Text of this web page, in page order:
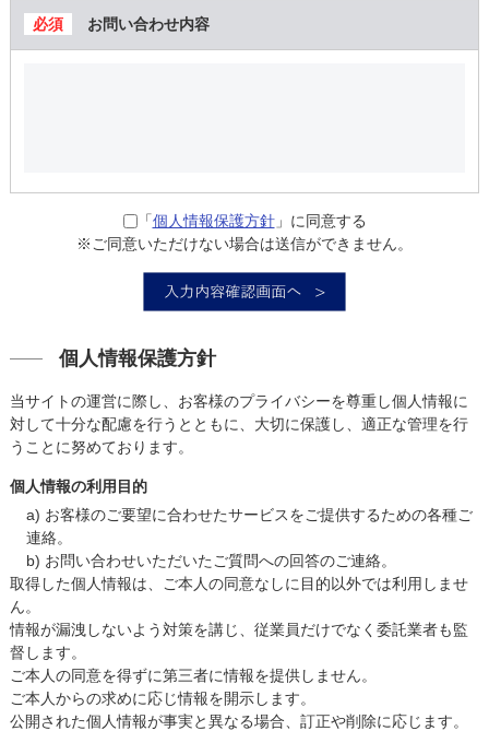
お問い合わせ内容
「個人情報保護方針」に同意する
※ご同意いただけない場合は送信ができません。
個人情報保護方針
当サイトの運営に際し、お客様のプライバシーを尊重し個人情報に
対して十分な配慮を行うとともに、大切に保護し、適正な管理を行
うことに努めております。
個人情報の利用目的
a) お客様のご要望に合わせたサービスをご提供するための各種ご
連絡。
b) お問い合わせいただいたご質問への回答のご連絡。
取得した個人情報は、ご本人の同意なしに目的以外では利用しませ
ん。
情報が漏洩しないよう対策を講じ、従業員だけでなく委託業者も監
督します。
ご本人の同意を得ずに第三者に情報を提供しません。
ご本人からの求めに応じ情報を開示します。
公開された個人情報が事実と異なる場合、訂正や削除に応じます。